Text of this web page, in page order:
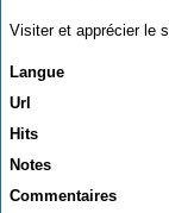
Visiter et apprécier le
Langue
Url
Hits
Notes
Commentaires